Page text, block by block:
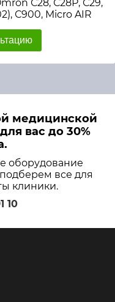
С28, С28Р, С29,
С900, Micro AIR
медицинской
вас до 30%
оборудование
все для
клиники.
10